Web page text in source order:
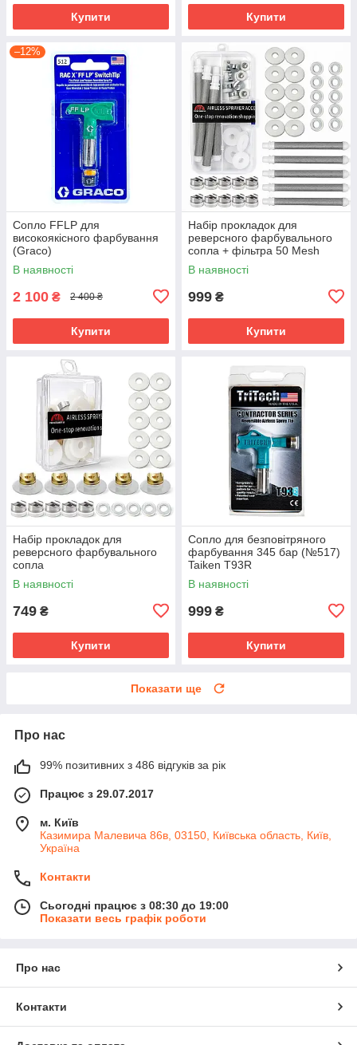
Купити Купити
–12%
Сопло FFLP для
високоякісного фарбування
(Graco)
В наявності
2 100 ₴ 2 400 ₴
Купити
Набір прокладок для
реверсного фарбувального
сопла + фільтра 50 Mesh
В наявності
999 ₴
Купити
Набір прокладок для
реверсного фарбувального
сопла
В наявності
749 ₴
Купити
Сопло для безповітряного
фарбування 345 бар (№517)
Taiken T93R
В наявності
999 ₴
Купити
Показати ще
Про нас
99% позитивних з 486 відгуків за рік
Працює з 29.07.2017
м. Київ
Казимира Малевича 86в, 03150, Київська область, Київ,
Україна
Контакти
Сьогодні працює з 08:30 до 19:00
Показати весь графік роботи
Про нас
Контакти